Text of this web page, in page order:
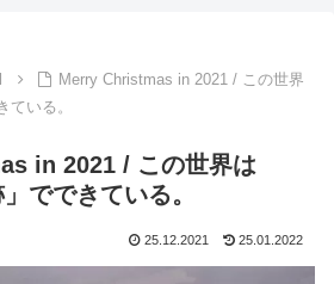
Merry Christmas in 2021 / この世界
ている。
in 2021 / この世界は
でできている。
25.12.2021 25.01.2022